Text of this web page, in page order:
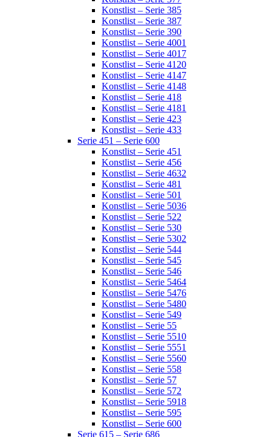
Konstlist – Serie 385
Konstlist – Serie 387
Konstlist – Serie 390
Konstlist – Serie 4001
Konstlist – Serie 4017
Konstlist – Serie 4120
Konstlist – Serie 4147
Konstlist – Serie 4148
Konstlist – Serie 418
Konstlist – Serie 4181
Konstlist – Serie 423
Konstlist – Serie 433
Serie 451 – Serie 600
Konstlist – Serie 451
Konstlist – Serie 456
Konstlist – Serie 4632
Konstlist – Serie 481
Konstlist – Serie 501
Konstlist – Serie 5036
Konstlist – Serie 522
Konstlist – Serie 530
Konstlist – Serie 5302
Konstlist – Serie 544
Konstlist – Serie 545
Konstlist – Serie 546
Konstlist – Serie 5464
Konstlist – Serie 5476
Konstlist – Serie 5480
Konstlist – Serie 549
Konstlist – Serie 55
Konstlist – Serie 5510
Konstlist – Serie 5551
Konstlist – Serie 5560
Konstlist – Serie 558
Konstlist – Serie 57
Konstlist – Serie 572
Konstlist – Serie 5918
Konstlist – Serie 595
Konstlist – Serie 600
Serie 615 – Serie 686